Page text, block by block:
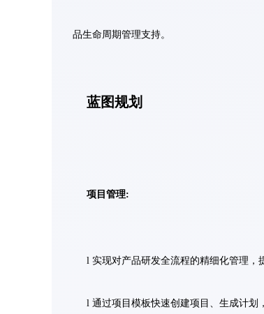
品生命周期管理支持。
蓝图规划
项目管理:
l 实现对产品研发全流程的精细化管理，
l 通过项目模板快速创建项目、生成计划